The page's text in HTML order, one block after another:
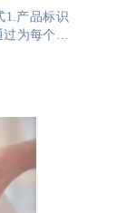
1.产品标识
过为每个产
维码为载
起来。这